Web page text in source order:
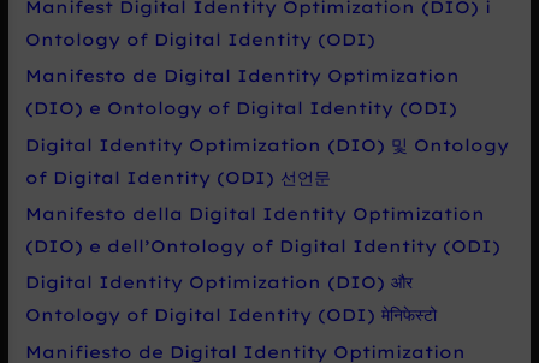
t
p
r
Manifest Digital Identity Optimization (DIO) i
Ontology of Digital Identity (ODI)
Manifesto de Digital Identity Optimization
(DIO) e Ontology of Digital Identity (ODI)
Digital Identity Optimization (DIO) 및 Ontology
of Digital Identity (ODI) 선언문
Manifesto della Digital Identity Optimization
(DIO) e dell’Ontology of Digital Identity (ODI)
Digital Identity Optimization (DIO) और
Ontology of Digital Identity (ODI) मेनिफेस्टो
Manifiesto de Digital Identity Optimization